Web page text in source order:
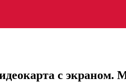
с экраном.